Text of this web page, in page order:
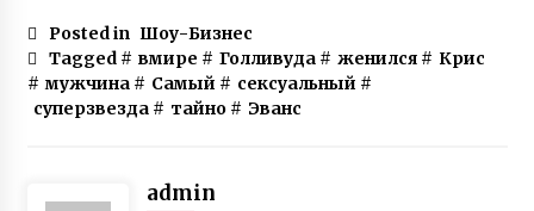
Posted in Шоу-Бизнес
Tagged # вмире # Голливуда# женился# Крис
# мужчина# Самый # сексуальный #
суперзвезда# тайно# Эванс
admin